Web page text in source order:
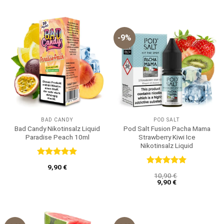
BAD CANDY
Bad Candy Nikotinsalz Liquid
Paradise Peach 10ml
mit5von
9,90€
-9%
POD SALT
Pod Salt Fusion Pacha Mama
Strawberry Kiwi Ice
Nikotinsalz Liquid
mit5von
10,90€
9,90€